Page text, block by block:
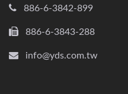
886-6-3842-899
886-6-3843-288
info@yds.com.tw